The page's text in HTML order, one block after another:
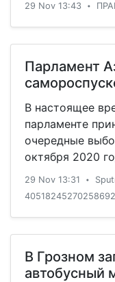
29 Nov 13:43 •
Парламент
В настоящее
парламенте
очередные
октября 2020
29 Nov 13:31 •
В Грозном